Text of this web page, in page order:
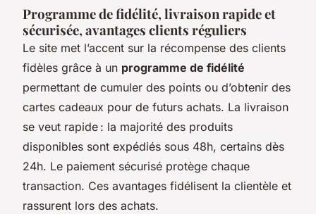
Programme de fidélité, livraison rapide et
sécurisée, avantages clients réguliers
Le site met l’accent sur la récompense des clients
fidèles grâce à un programme de fidélité
permettant de cumuler des points ou d’obtenir des
cartes cadeaux pour de futurs achats. La livraison
se veut rapide : la majorité des produits
disponibles sont expédiés sous 48h, certains dès
24h. Le paiement sécurisé protège chaque
transaction. Ces avantages fidélisent la clientèle et
rassurent lors des achats.